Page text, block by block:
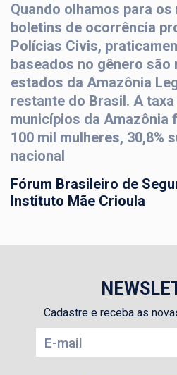
Quando olhamos para
boletins de ocorrência
Polícias Civis,
baseados no gênero são
estados da Amazônia
restante do Brasil. A
municípios da Amazônia
100 mil mulheres, 30,8%
nacional
Fórum Brasileiro de
Instituto Mãe Crioula
Cadastre e receba as